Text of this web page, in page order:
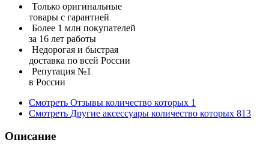
Только оригинальные
товары с гарантией
Более 1 млн покупателей
за 16 лет работы
Недорогая и быстрая
доставка по всей России
Репутация №1
в России
Смотреть Отзывы количество которых 1
Смотреть Другие аксессуары количество которых 813
Описание